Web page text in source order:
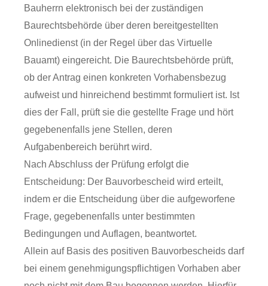
Bauherrn elektronisch bei der zuständigen
Baurechtsbehörde über deren bereitgestellten
Onlinedienst (in der Regel über das Virtuelle
Bauamt) eingereicht. Die Baurechtsbehörde prüft,
ob der Antrag einen konkreten Vorhabensbezug
aufweist und hinreichend bestimmt formuliert ist. Ist
dies der Fall, prüft sie die gestellte Frage und hört
gegebenenfalls jene Stellen, deren
Aufgabenbereich berührt wird.
Nach Abschluss der Prüfung erfolgt die
Entscheidung: Der Bauvorbescheid wird erteilt,
indem er die Entscheidung über die aufgeworfene
Frage, gegebenenfalls unter bestimmten
Bedingungen und Auflagen, beantwortet.
Allein auf Basis des positiven Bauvorbescheids darf
bei einem genehmigungspflichtigen Vorhaben aber